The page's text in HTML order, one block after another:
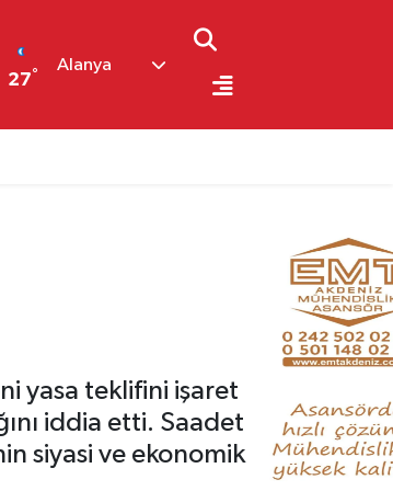
27°
Alanya
yasa teklifini işaret
iddia etti. Saadet
siyasi ve ekonomik